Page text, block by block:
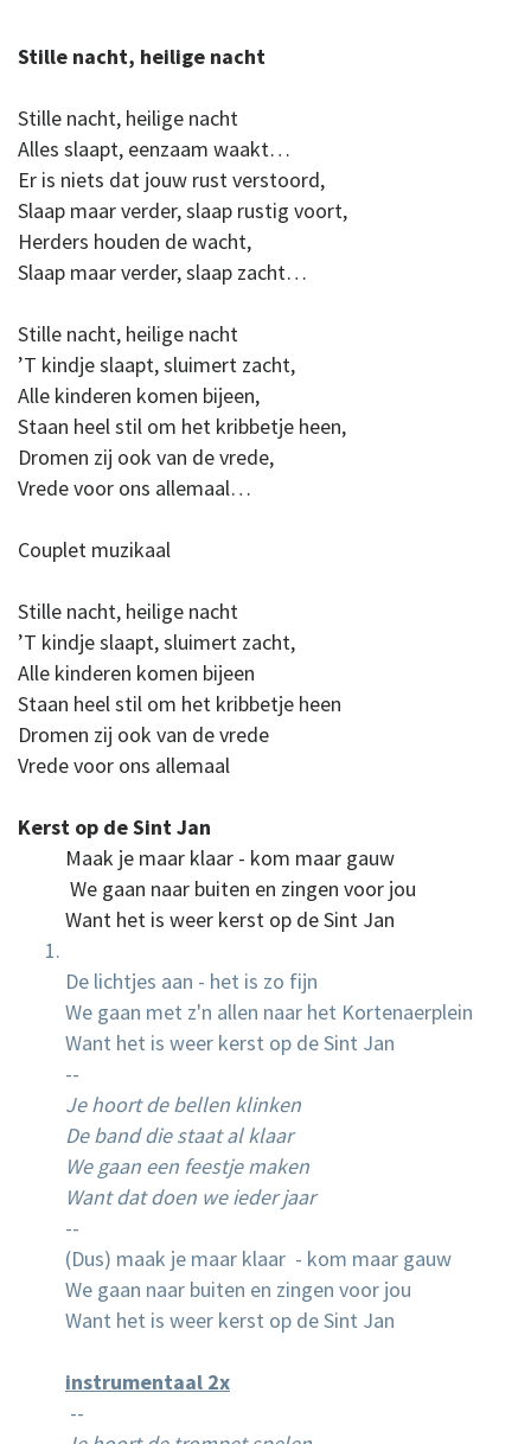
Stille nacht, heilige nacht
Stille nacht, heilige nacht
Alles slaapt, eenzaam waakt…
Er is niets dat jouw rust verstoord,
Slaap maar verder, slaap rustig voort,
Herders houden de wacht,
Slaap maar verder, slaap zacht…
Stille nacht, heilige nacht
’T kindje slaapt, sluimert zacht,
Alle kinderen komen bijeen,
Staan heel stil om het kribbetje heen,
Dromen zij ook van de vrede,
Vrede voor ons allemaal…
Couplet muzikaal
Stille nacht, heilige nacht
’T kindje slaapt, sluimert zacht,
Alle kinderen komen bijeen
Staan heel stil om het kribbetje heen
Dromen zij ook van de vrede
Vrede voor ons allemaal
Kerst op de Sint Jan
Maak je maar klaar - kom maar gauw
We gaan naar buiten en zingen voor jou
Want het is weer kerst op de Sint Jan
De lichtjes aan - het is zo fijn
We gaan met z'n allen naar het Kortenaerplein
Want het is weer kerst op de Sint Jan
--
Je hoort de bellen klinken
De band die staat al klaar
We gaan een feestje maken
Want dat doen we ieder jaar
--
(Dus) maak je maar klaar - kom maar gauw
We gaan naar buiten en zingen voor jou
Want het is weer kerst op de Sint Jan
instrumentaal 2x
--